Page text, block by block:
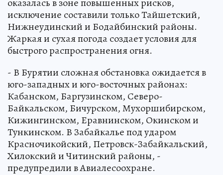
исключение составили только Тайшетский,
Нижнеудинский и Бодайбинский районы.
Жаркая и сухая погода создает условия для
быстрого распространения огня.
- В Бурятии сложная обстановка ожидается в
юго-западных и юго-восточных районах:
Кабанском, Баргузинском, Северо-
Байкальском, Бичурском, Мухоршибирском,
Кижингинском, Еравнинском, Окинском и
Тункинском. В Забайкалье под ударом
Красночикойский, Петровск-Забайкальский,
Хилокский и Читинский районы, -
предупредили в Авиалесоохране.